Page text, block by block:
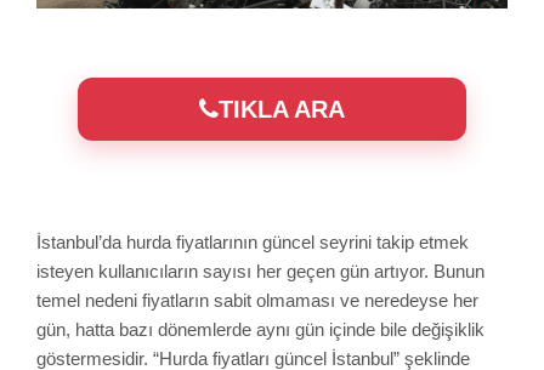
TIKLA ARA
İstanbul’da hurda fiyatlarının güncel seyrini takip etmek
isteyen kullanıcıların sayısı her geçen gün artıyor. Bunun
temel nedeni fiyatların sabit olmaması ve neredeyse her
gün, hatta bazı dönemlerde aynı gün içinde bile değişiklik
göstermesidir. “Hurda fiyatları güncel İstanbul” şeklinde